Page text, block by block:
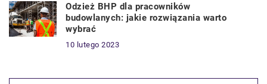
Odzież BHP dla pracowników
budowlanych: jakie rozwiązania warto
wybrać
10 lutego 2023